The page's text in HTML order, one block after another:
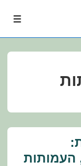
העמותות